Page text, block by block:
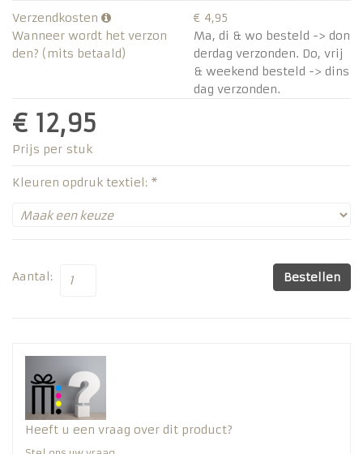
Verzendkosten
€ 4,95
Wanneer wordt het verzon
den? (mits betaald)
Ma, di & wo besteld -> don
derdag verzonden. Do, vrij
& weekend besteld -> dins
dag verzonden.
€ 12,95
Prijs per stuk
Kleuren opdruk textiel: *
Aantal: Bestellen
Heeft u een vraag over dit product?